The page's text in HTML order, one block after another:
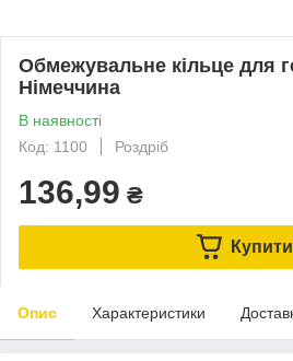
Обмежувальне кільце для
Німеччина
В наявності
Код: 1100
Роздріб
136,99 ₴
Купити
Опис Характеристики